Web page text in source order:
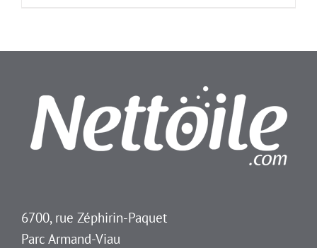
6700, rue Zéphirin-Paquet
Parc Armand-Viau